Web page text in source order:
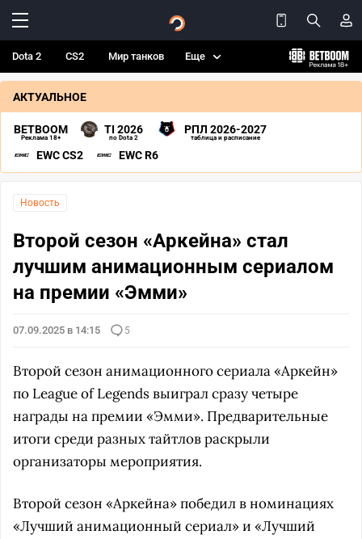
Dota 2 CS2 Мир танков Еще
АКТУАЛЬНОЕ
BETBOOM
Реклама 18+
TI 2026
по Dota 2
РПЛ 2026-2027
таблица и расписание
EWC CS2 EWC R6
Новость
Второй сезон «Аркейна» стал
лучшим анимационным сериалом
на премии «Эмми»
07.09.2025 в 14:15 5
Второй сезон анимационного сериала «Аркейн»
по League of Legends выиграл сразу четыре
награды на премии «Эмми». Предварительные
итоги среди разных тайтлов раскрыли
организаторы мероприятия.
Второй сезон «Аркейна» победил в номинациях
«Лучший анимационный сериал» и «Лучший